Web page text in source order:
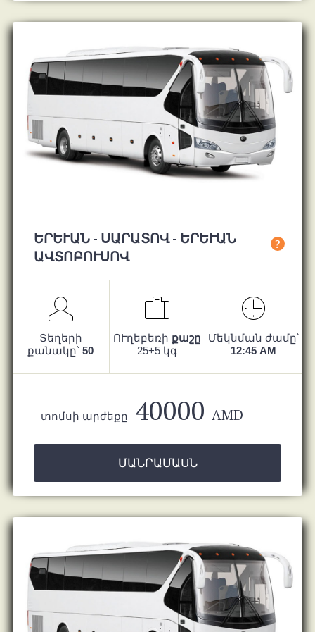
ԵՐԵՒԱՆ - ՍԱՐԱՏՈՎ - ԵՐԵՒԱՆ ԱՎ
ՏՈԲՈՒՍՈՎ
?
Տեղերի
քանակը՝50
ՈՒղեբեռի քաշը
25+5 կգ
Մեկնման ժամը՝
12:45 AM
տոմսի արժեքը 40000 AMD
ՄԱՆՐԱՄԱՍՆ